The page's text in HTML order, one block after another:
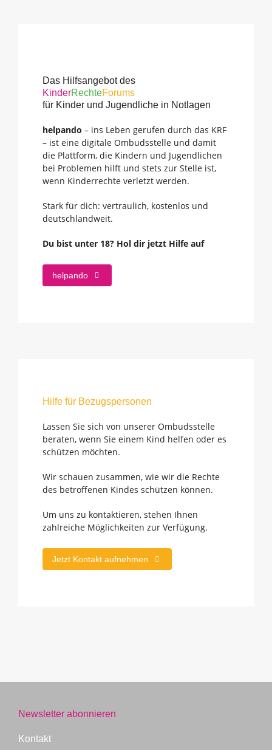
Das Hilfsangebot des
KinderRechteForums
für Kinder und Jugendliche in Notlagen
helpando – ins Leben gerufen durch das KRF
– ist eine digitale Ombudsstelle und damit
die Plattform, die Kindern und Jugendlichen
bei Problemen hilft und stets zur Stelle ist,
wenn Kinderrechte verletzt werden.
Stark für dich: vertraulich, kostenlos und
deutschlandweit.
Du bist unter 18? Hol dir jetzt Hilfe auf
helpando
Hilfe für Bezugspersonen
Lassen Sie sich von unserer Ombudsstelle
beraten, wenn Sie einem Kind helfen oder es
schützen möchten.
Wir schauen zusammen, wie wir die Rechte
des betroffenen Kindes schützen können.
Um uns zu kontaktieren, stehen Ihnen
zahlreiche Möglichkeiten zur Verfügung.
Jetzt Kontakt aufnehmen
Newsletter abonnieren
Kontakt